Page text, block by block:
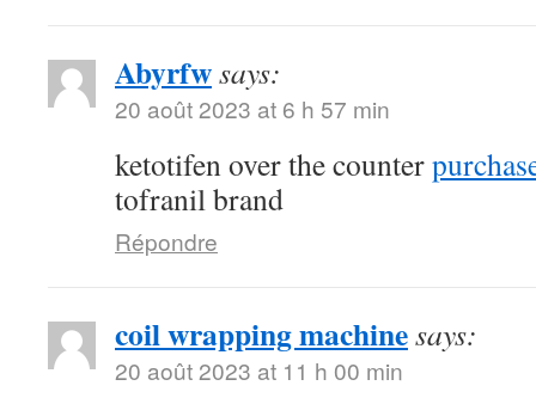
Abyrfwsays:
20 août 2023 at 6 h 57 min
ketotifen over the counter
tofranil brand
Répondre
coil wrapping machinesays:
20 août 2023 at 11 h 00 min